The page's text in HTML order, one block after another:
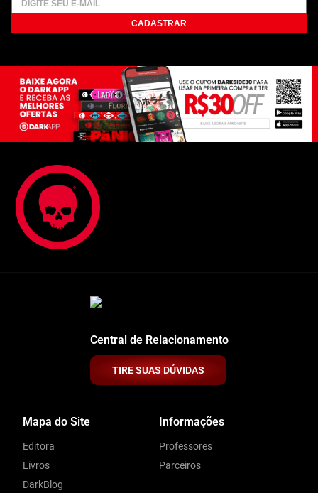
CADASTRAR
Central de Relacionamento
TIRE SUAS DÚVIDAS
Mapa do Site
Editora
Livros
DarkBlog
Informações
Professores
Parceiros